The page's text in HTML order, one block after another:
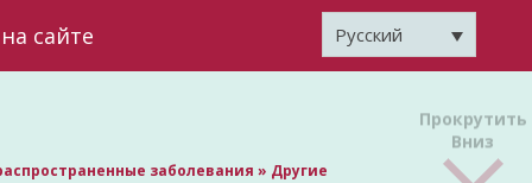
сайте Русский
заболевания » Другие
Прокрутить
Вниз